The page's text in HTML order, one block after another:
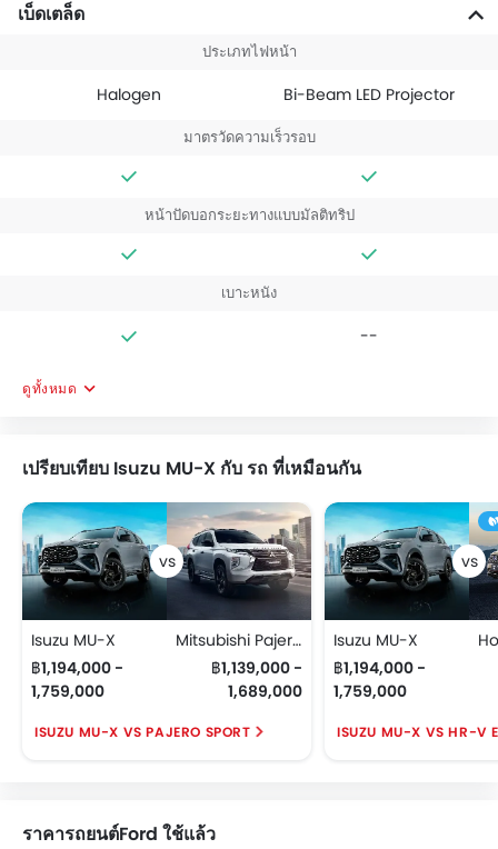
เบ็ดเตล็ด
ประเภทไฟหน้า
Halogen Bi-Beam LED Projector
มาตรวัดความเร็วรอบ
หน้าปัดบอกระยะทางแบบมัลติทริป
เบาะหนัง
--
ดูทั้งหมด
เปรียบเทียบ Isuzu MU-X กับ รถ ที่เหมือนกัน
Isuzu MU-X
฿1,194,000 -
1,759,000
Mitsubishi Pajero Sport
฿1,139,000 -
1,689,000
ISUZU MU-X VS PAJERO SPORT
Isuzu MU-X
฿1,194,000 -
1,759,000
ISUZU MU-X VS HR-V
ราคารถยนต์Ford ใช้แล้ว